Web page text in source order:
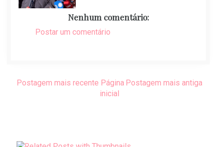
Nenhum comentário:
Postar um comentário
Postagem mais recente Postagem mais antiga
Página
inicial